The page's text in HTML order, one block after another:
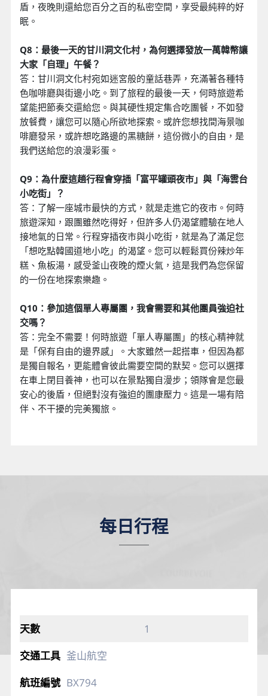
盾，夜晚則還給您百分之百的私密空間，享受最純粹的好
眠。
Q8：最後一天的甘川洞文化村，為何選擇發放一萬韓幣讓
大家「自理」午餐？
答：甘川洞文化村宛如迷宮般的童話巷弄，充滿著各種特
色咖啡廳與街邊小吃。到了旅程的最後一天，何時旅遊希
望能把節奏交還給您。與其硬性規定集合吃團餐，不如發
放餐費，讓您可以隨心所欲地探索。或許您想找間海景咖
啡廳發呆，或許想吃路邊的黑糖餅，這份微小的自由，是
我們送給您的浪漫彩蛋。
Q9：為什麼這趟行程會穿插「富平罐頭夜市」與「海雲台
小吃街」？
答：了解一座城市最快的方式，就是走進它的夜市。何時
旅遊深知，跟團雖然吃得好，但許多人仍渴望體驗在地人
接地氣的日常。行程穿插夜市與小吃街，就是為了滿足您
「想吃點韓國道地小吃」的渴望。您可以輕鬆買份辣炒年
糕、魚板湯，感受釜山夜晚的煙火氣，這是我們為您保留
的一份在地探索樂趣。
Q10：參加這個單人專屬團，我會需要和其他團員強迫社
交嗎？
答：完全不需要！何時旅遊「單人專屬團」的核心精神就
是「保有自由的邊界感」。大家雖然一起搭車，但因為都
是獨自報名，更能體會彼此需要空間的默契。您可以選擇
在車上閉目養神，也可以在景點獨自漫步；領隊會是您最
安心的後盾，但絕對沒有強迫的團康壓力。這是一場有陪
伴、不干擾的完美獨旅。
每日行程
1
釜山航空
BX794